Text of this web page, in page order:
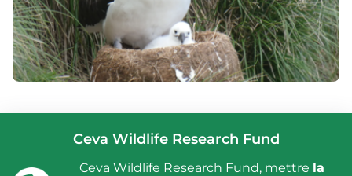
Ceva Wildlife Research Fund
Ceva Wildlife Research Fund, mettre la